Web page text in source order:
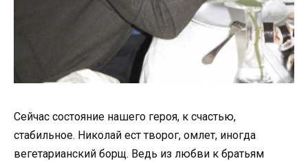
Сейчас состояние нашего героя, к счастью,
стабильное. Николай ест творог, омлет, иногда
вегетарианский борщ. Ведь из любви к братьям